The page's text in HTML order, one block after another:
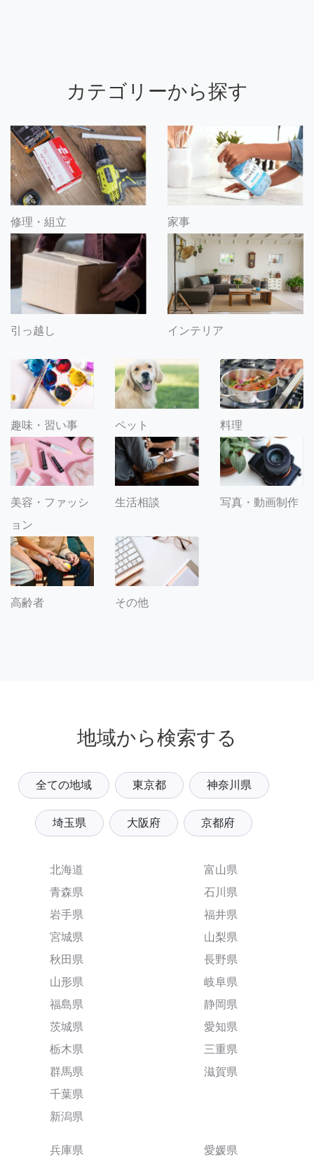
カテゴリーから探す
修理・組立 家事
引っ越し インテリア
趣味・習い事 ペット 料理
美容・ファッシ
ョン
生活相談 写真・動画制作
高齢者 その他
地域から検索する
全ての地域 東京都 神奈川県
埼玉県 大阪府 京都府
北海道
青森県
岩手県
宮城県
秋田県
山形県
福島県
茨城県
栃木県
群馬県
千葉県
新潟県
富山県
石川県
福井県
山梨県
長野県
岐阜県
静岡県
愛知県
三重県
滋賀県
兵庫県
愛媛県